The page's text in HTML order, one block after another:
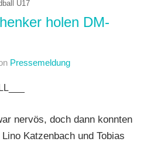
U17
holen DM-
Pressemeldung
Laubach,
Vereine
nervös, doch dann konnten
Katzenbach und Tobias